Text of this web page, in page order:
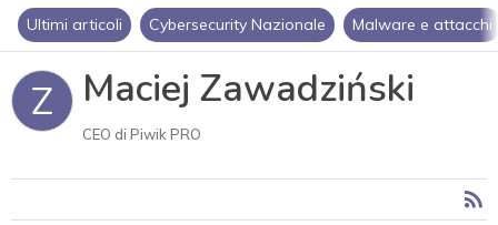
Ultimi articoli Cybersecurity Nazionale Malware e attacchi
Z Maciej Zawadziński
CEO di Piwik PRO